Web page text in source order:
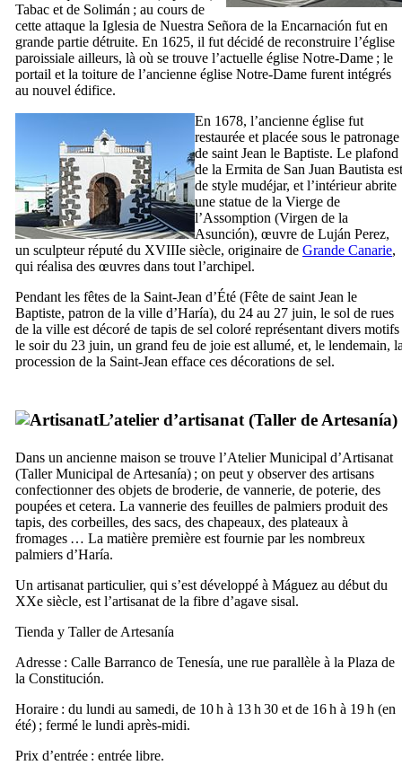
Tabac et de Solimán ; au cours de
cette attaque la Iglesia de Nuestra Señora de la Encarnación fut en
grande partie détruite. En 1625, il fut décidé de reconstruire l’église
paroissiale ailleurs, là où se trouve l’actuelle église Notre-Dame ; le
portail et la toiture de l’ancienne église Notre-Dame furent intégrés
au nouvel édifice.
En 1678, l’ancienne église fut
restaurée et placée sous le patronage
de saint Jean le Baptiste. Le plafond
de la Ermita de San Juan Bautista est
de style mudéjar, et l’intérieur abrite
une statue de la Vierge de
l’Assomption (Virgen de la
Asunción), œuvre de Luján Perez,
un sculpteur réputé du XVIIIe siècle, originaire de Grande Canarie,
qui réalisa des œuvres dans tout l’archipel.
Pendant les fêtes de la Saint-Jean d’Été (Fête de saint Jean le
Baptiste, patron de la ville d’Haría), du 24 au 27 juin, le sol de rues
de la ville est décoré de tapis de sel coloré représentant divers motifs
le soir du 23 juin, un grand feu de joie est allumé, et, le lendemain,
procession de la Saint-Jean efface ces décorations de sel.
L’atelier d’artisanat (Taller de Artesanía)
Dans un ancienne maison se trouve l’Atelier Municipal d’Artisanat
(Taller Municipal de Artesanía) ; on peut y observer des artisans
confectionner des objets de broderie, de vannerie, de poterie, des
poupées et cetera. La vannerie des feuilles de palmiers produit des
tapis, des corbeilles, des sacs, des chapeaux, des plateaux à
fromages … La matière première est fournie par les nombreux
palmiers d’Haría.
Un artisanat particulier, qui s’est développé à Máguez au début du
XXe siècle, est l’artisanat de la fibre d’agave sisal.
Tienda y Taller de Artesanía
Adresse : Calle Barranco de Tenesía, une rue parallèle à la Plaza de
la Constitución.
Horaire : du lundi au samedi, de 10 h à 13 h 30 et de 16 h à 19 h (en
été) ; fermé le lundi après-midi.
Prix d’entrée : entrée libre.